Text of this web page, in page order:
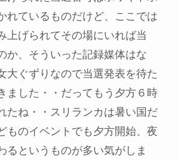
れているものだけど、ここでは
上げられてその場にいれば当
か、そういった記録媒体はな
大ぐずりなので当選発表を待た
ました・・だってもう夕方６時
たね・・スリランカは暑い国だ
ものイベントでも夕方開始、夜
るというものが多い気がしま